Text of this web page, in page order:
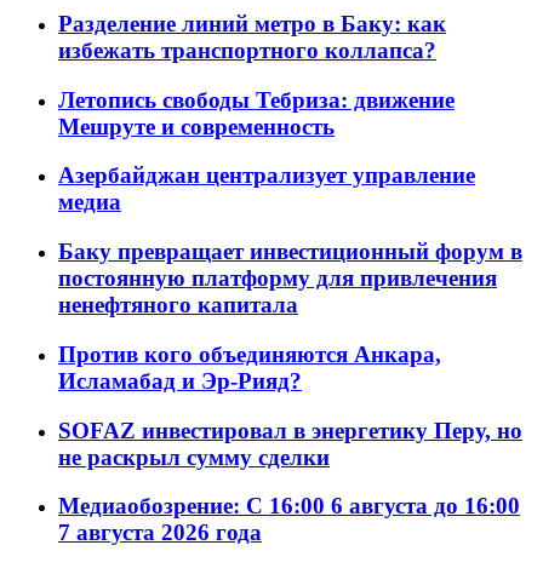
Разделение линий метро в Баку: как
избежать транспортного коллапса?
Летопись свободы Тебриза: движение
Мешруте и современность
Азербайджан централизует управление
медиа
Баку превращает инвестиционный форум в
постоянную платформу для привлечения
ненефтяного капитала
Против кого объединяются Анкара,
Исламабад и Эр-Рияд?
SOFAZ инвестировал в энергетику Перу, но
не раскрыл сумму сделки
Медиаобозрение: С 16:00 6 августа до 16:00
7 августа 2026 года